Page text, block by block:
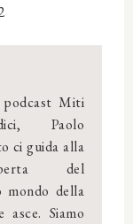
Miti
Paolo
ci guida alla
del
mondo della
asce. Siamo